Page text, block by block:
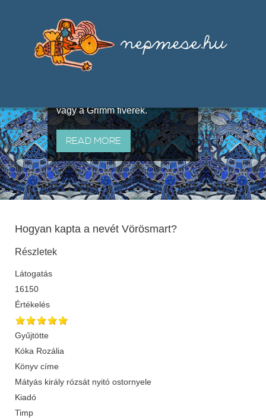
útján terjedő elbeszélésekből,
melyeket olyan ismert gyűjtők
állítottak össze, mint Benedek
vagy a Grimm fivérek.
READ MORE
Hogyan kapta a nevét Vörösmart?
Részletek
Látogatás
16150
Értékelés
Gyűjtötte
Kóka Rozália
Könyv címe
Mátyás király rózsát nyitó ostornyele
Kiadó
Timp